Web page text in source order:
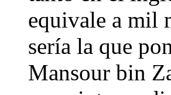
equivale a mil
sería la que
Mansour bin